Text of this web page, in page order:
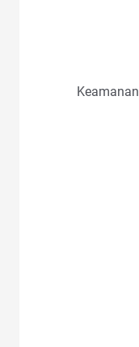
Keamanan